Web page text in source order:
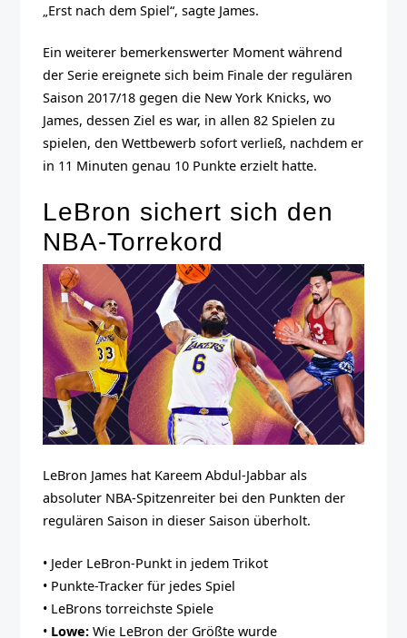
„Erst nach dem Spiel“, sagte James.
Ein weiterer bemerkenswerter Moment während
der Serie ereignete sich beim Finale der regulären
Saison 2017/18 gegen die New York Knicks, wo
James, dessen Ziel es war, in allen 82 Spielen zu
spielen, den Wettbewerb sofort verließ, nachdem er
in 11 Minuten genau 10 Punkte erzielt hatte.
LeBron sichert sich den
NBA-Torrekord
LeBron James hat Kareem Abdul-Jabbar als
absoluter NBA-Spitzenreiter bei den Punkten der
regulären Saison in dieser Saison überholt.
• Jeder LeBron-Punkt in jedem Trikot
• Punkte-Tracker für jedes Spiel
• LeBrons torreichste Spiele
• Lowe: Wie LeBron der Größte wurde